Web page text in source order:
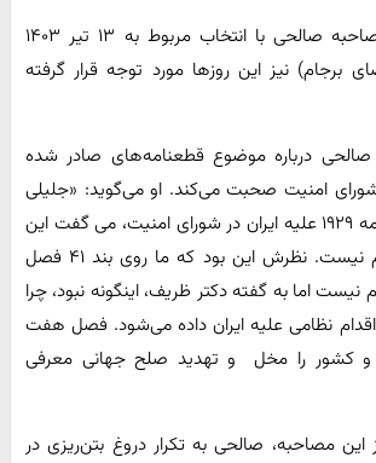
دو فیلم دیگر از مصاحبه صالحی با انتخاب مربوط به ۱۳ تیر ۱۴۰۳
برجام) نیز این روزها مورد توجه قرار گرفته
صالحی درباره موضوع قطعنامه‌های صادر شده
شورای امنیت صحبت می‌کند. او می‌گوید: «جلیلی
پس از صدور قطعنامه ۱۹۲۹ علیه ایران در شورای امنیت، می گفت این
قطعنامه خیلی مهم نیست. نظرش این بود که ما روی بند ۴۱ فصل
اما به گفته دکتر ظریف، اینگونه نبود، چرا
۴۲ مجوز اقدام نظامی علیه ایران داده می‌شود. فصل هفت
را مخل و تهدید صلح جهانی معرفی
مصاحبه، صالحی به تکرار دروغ بتن‌ریزی در